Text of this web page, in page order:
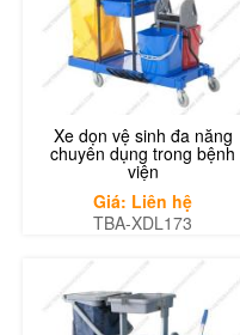
Xe dọn vệ sinh đa năng
chuyên dụng trong bệnh
viện
Giá: Liên hệ
TBA-XDL173